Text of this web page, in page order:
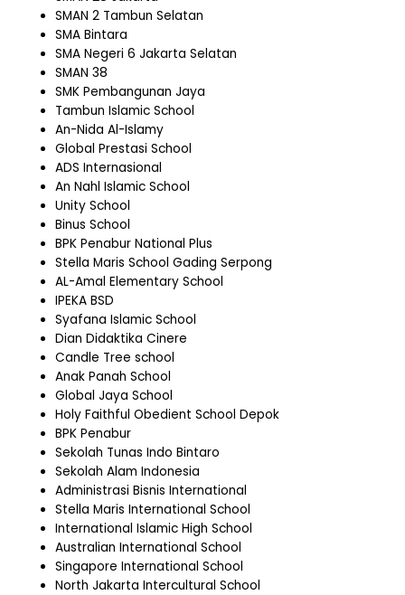
SMAN 2 Tambun Selatan
SMA Bintara
SMA Negeri 6 Jakarta Selatan
SMAN 38
SMK Pembangunan Jaya
Tambun Islamic School
An-Nida Al-Islamy
Global Prestasi School
ADS Internasional
An Nahl Islamic School
Unity School
Binus School
BPK Penabur National Plus
Stella Maris School Gading Serpong
AL-Amal Elementary School
IPEKA BSD
Syafana Islamic School
Dian Didaktika Cinere
Candle Tree school
Anak Panah School
Global Jaya School
Holy Faithful Obedient School Depok
BPK Penabur
Sekolah Tunas Indo Bintaro
Sekolah Alam Indonesia
Administrasi Bisnis International
Stella Maris International School
International Islamic High School
Australian International School
Singapore International School
North Jakarta Intercultural School